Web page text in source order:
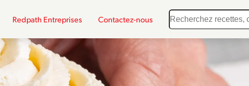
Redpath Entreprises Contactez-nous